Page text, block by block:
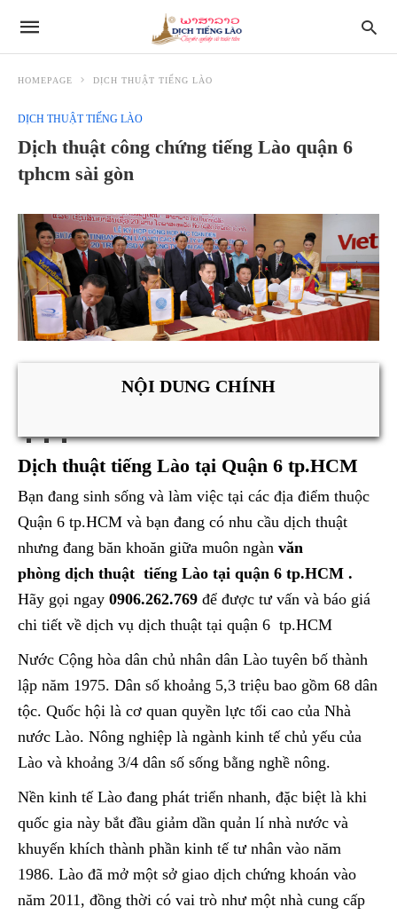
HOMEPAGE DỊCH THUẬT TIẾNG LÀO
DỊCH THUẬT TIẾNG LÀO
Dịch thuật công chứng tiếng Lào quận 6
tphcm sài gòn
NỘI DUNG CHÍNH
Dịch thuật tiếng Lào tại Quận 6 tp.HCM
Bạn đang sinh sống và làm việc tại các địa điểm thuộc
Quận 6 tp.HCM và bạn đang có nhu cầu dịch thuật
nhưng đang băn khoăn giữa muôn ngàn văn
phòng dịch thuật tiếng Lào tại quận 6 tp.HCM .
Hãy gọi ngay 0906.262.769 để được tư vấn và báo giá
chi tiết về dịch vụ dịch thuật tại quận 6 tp.HCM
Nước Cộng hòa dân chủ nhân dân Lào tuyên bố thành
lập năm 1975. Dân số khoảng 5,3 triệu bao gồm 68 dân
tộc. Quốc hội là cơ quan quyền lực tối cao của Nhà
nước Lào. Nông nghiệp là ngành kinh tế chủ yếu của
Lào và khoảng 3/4 dân số sống bằng nghề nông.
Nền kinh tế Lào đang phát triển nhanh, đặc biệt là khi
quốc gia này bắt đầu giảm dần quản lí nhà nước và
khuyến khích thành phần kinh tế tư nhân vào năm
1986. Lào đã mở một sở giao dịch chứng khoán vào
năm 2011, đồng thời có vai trò như một nhà cung cấp